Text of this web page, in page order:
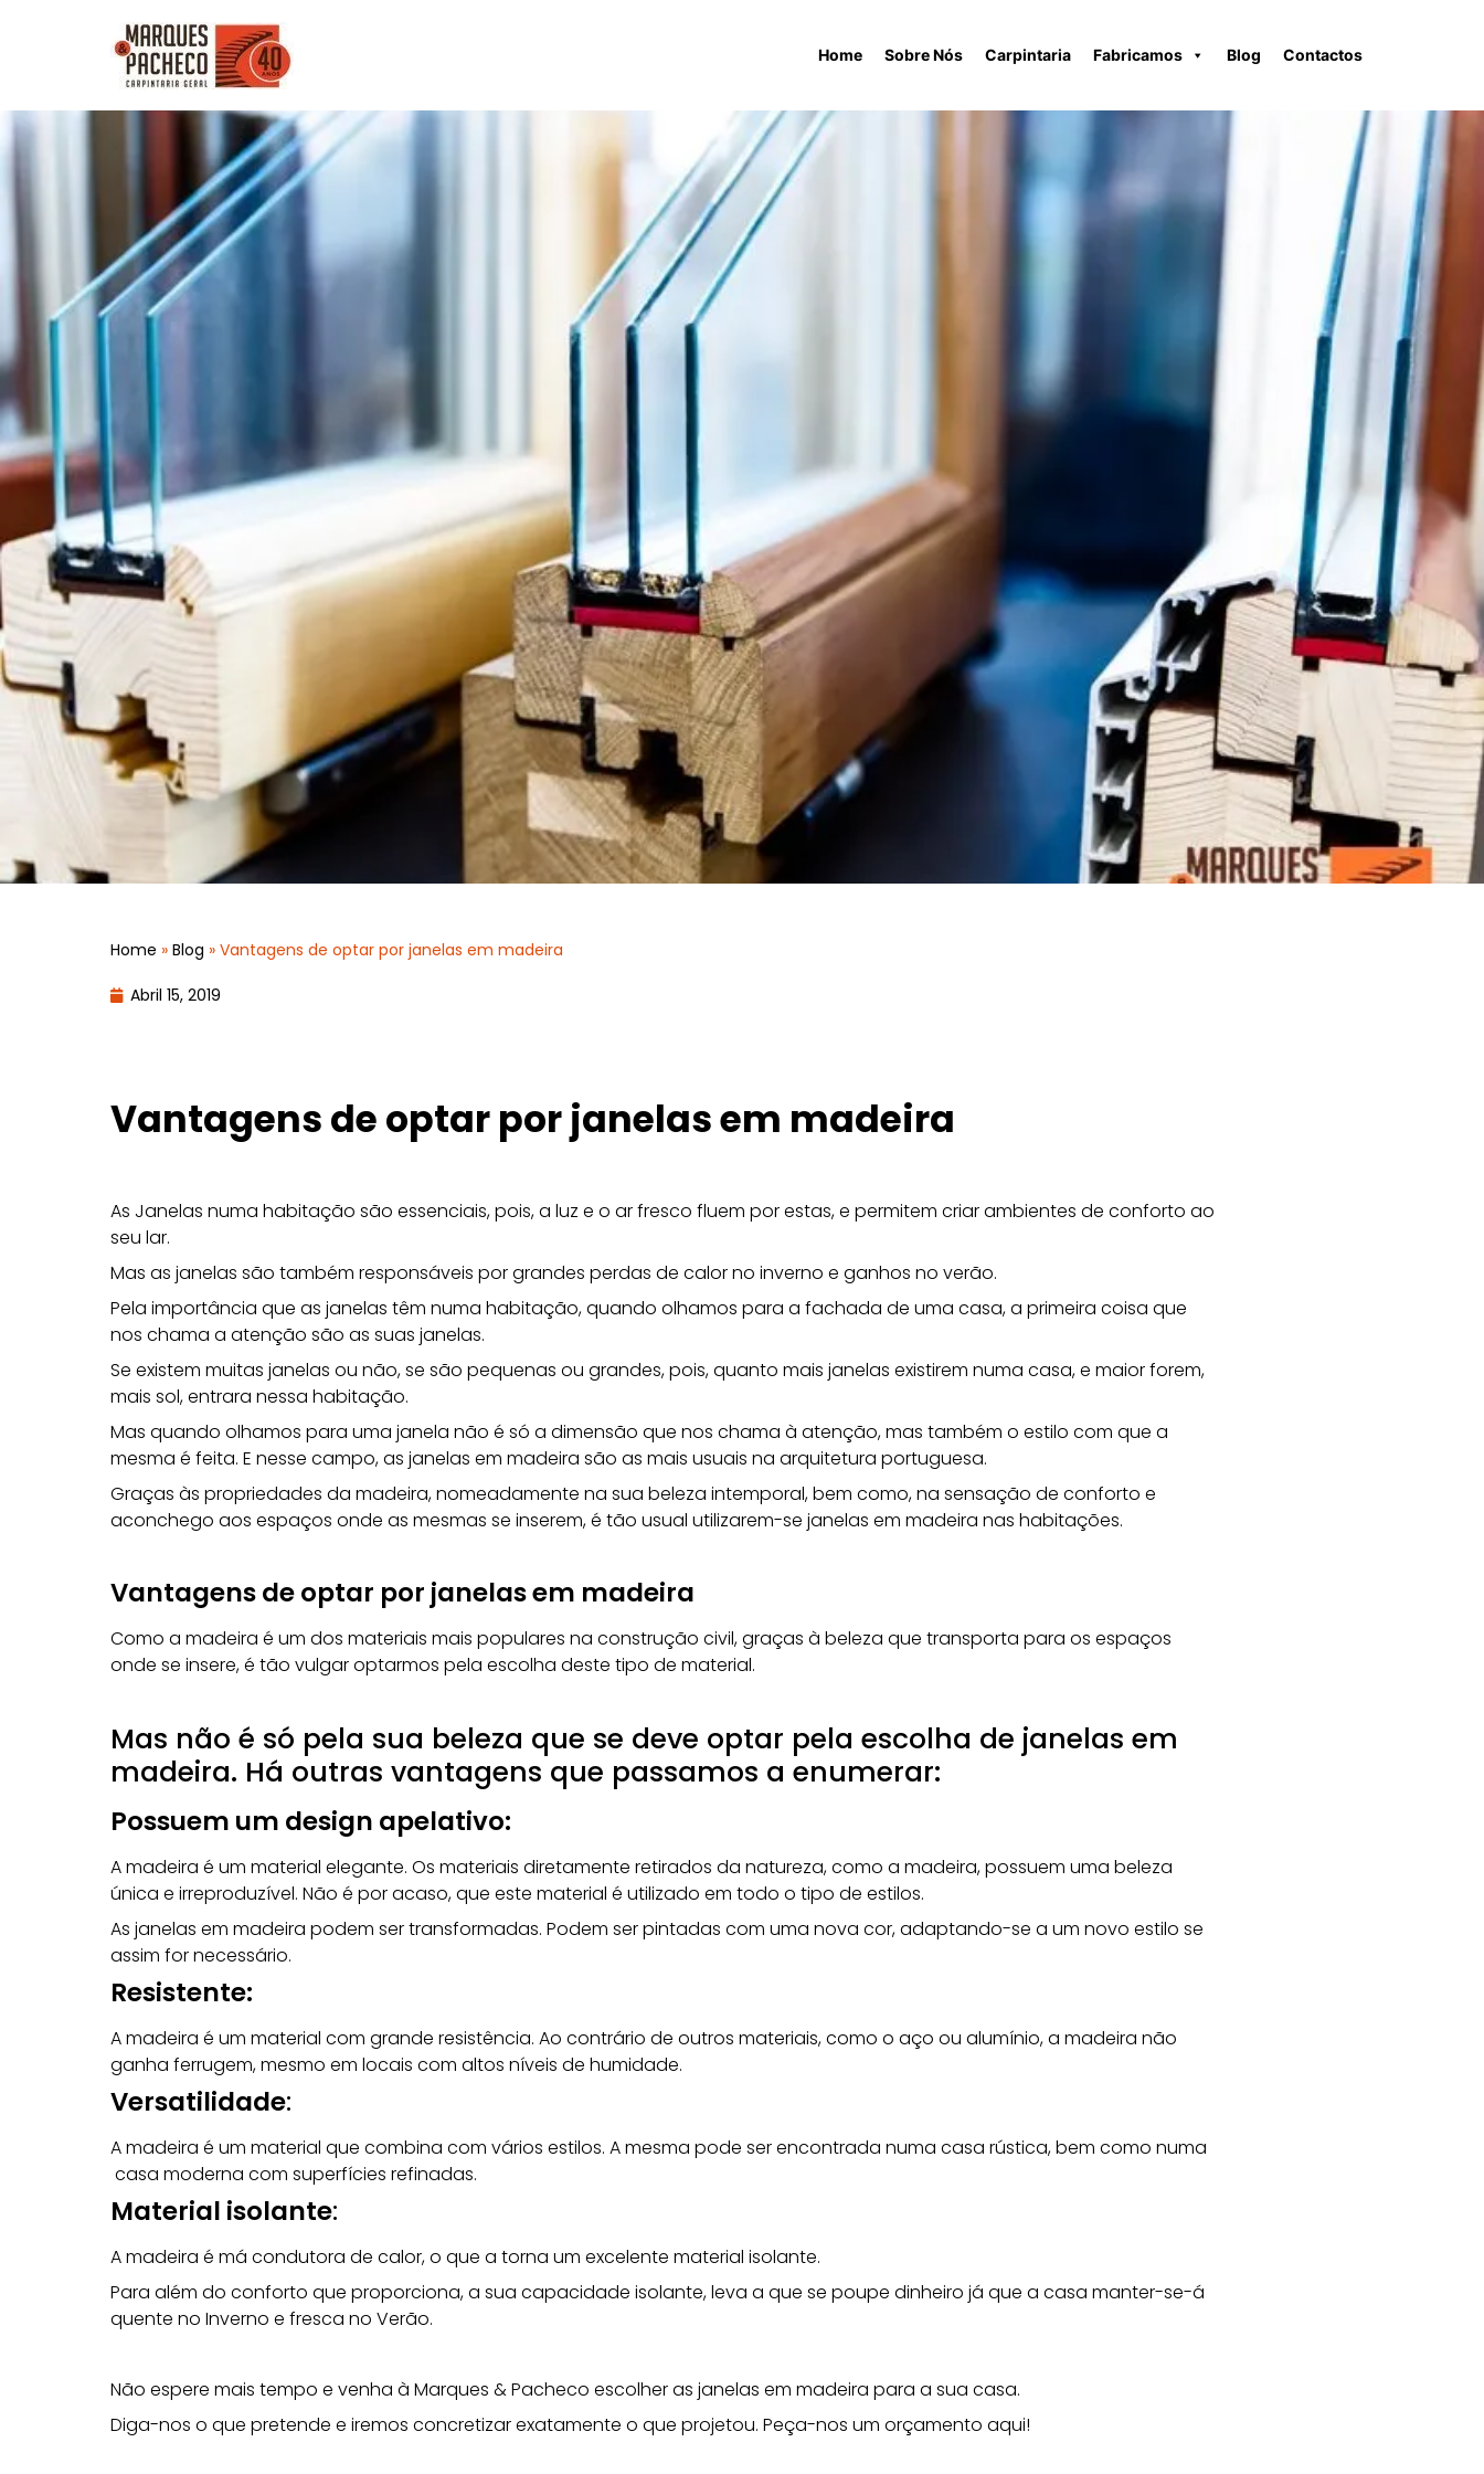
Home Sobre Nós Carpintaria Fabricamos Blog Contactos
Home » Blog » Vantagens de optar por janelas em madeira
Abril 15, 2019
Vantagens de optar por janelas em madeira
As Janelas numa habitação são essenciais, pois, a luz e o ar fresco fluem por estas, e permitem criar ambientes de conforto ao
seu lar.
Mas as janelas são também responsáveis por grandes perdas de calor no inverno e ganhos no verão.
Pela importância que as janelas têm numa habitação, quando olhamos para a fachada de uma casa, a primeira coisa que
nos chama a atenção são as suas janelas.
Se existem muitas janelas ou não, se são pequenas ou grandes, pois, quanto mais janelas existirem numa casa, e maior forem,
mais sol, entrara nessa habitação.
Mas quando olhamos para uma janela não é só a dimensão que nos chama à atenção, mas também o estilo com que a
mesma é feita. E nesse campo, as janelas em madeira são as mais usuais na arquitetura portuguesa.
Graças às propriedades da madeira, nomeadamente na sua beleza intemporal, bem como, na sensação de conforto e
aconchego aos espaços onde as mesmas se inserem, é tão usual utilizarem-se janelas em madeira nas habitações.
Vantagens de optar por janelas em madeira
Como a madeira é um dos materiais mais populares na construção civil, graças à beleza que transporta para os espaços
onde se insere, é tão vulgar optarmos pela escolha deste tipo de material.
Mas não é só pela sua beleza que se deve optar pela escolha de janelas em
madeira. Há outras vantagens que passamos a enumerar:
Possuem um design apelativo:
Amadeira é um material elegante. Os materiais diretamente retirados da natureza, como a madeira, possuem uma beleza
única e irreproduzível. Não é por acaso, que este material é utilizado em todo o tipo de estilos.
As janelas em madeira podem ser transformadas. Podem ser pintadas com uma nova cor, adaptando-se a um novo estilo se
assim for necessário.
Resistente:
A madeira é um material com grande resistência. Ao contrário de outros materiais, como o aço ou alumínio, a madeira não
ganha ferrugem, mesmo em locais com altos níveis de humidade.
Versatilidade:
A madeira é um material que combina com vários estilos. A mesma pode ser encontrada numa casa rústica, bem como numa
casa moderna com superfícies refinadas.
Material isolante:
A madeira é má condutora de calor, o que a torna um excelente material isolante.
Para além do conforto que proporciona, a sua capacidade isolante, leva a que se poupe dinheiro já que a casa manter-se-á
quente no Inverno e fresca no Verão.
Não espere mais tempo e venha à Marques & Pacheco escolher as janelas em madeira para a sua casa.
Diga-nos o que pretende e iremos concretizar exatamente o que projetou. Peça-nos um orçamento aqui!